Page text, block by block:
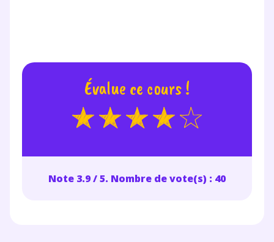
Évalue ce cours !
Note 3.9 / 5. Nombre de vote(s) : 40
Votre adresse e-mail sera exclusivement utilisée pour
vous envoyer notre newsletter. Vous pourrez vous
désinscrire à tout moment, à travers le lien de
consulternotre charte.